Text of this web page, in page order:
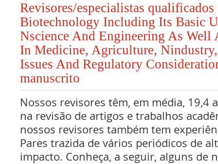
Revisores/especialistas
Biotechnology Including Its Basic
Nscience And Engineering As
In Medicine, Agriculture,
Issues And Regulatory
manuscrito
Nossos revisores têm, em média, 19,4
na revisão de artigos e trabalhos
nossos revisores também tem
Pares trazida de vários periódicos de
impacto. Conheça, a seguir, alguns de